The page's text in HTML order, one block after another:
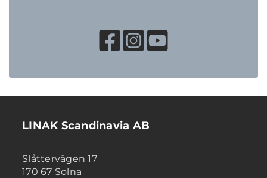
LINAK Scandinavia AB
Slåttervägen 17
170 67 Solna